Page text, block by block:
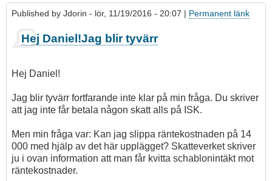
Published by Jdorin - lör, 11/19/2016 - 20:07 | Permanent länk
Hej Daniel!Jag blir tyvärr
Hej Daniel!
Jag blir tyvärr fortfarande inte klar på min fråga. Du skriver
att jag inte får betala någon skatt alls på ISK.
Men min fråga var: Kan jag slippa räntekostnaden på 14
000 med hjälp av det här upplägget? Skatteverket skriver
ju i ovan information att man får kvitta schablonintäkt mot
räntekostnader.